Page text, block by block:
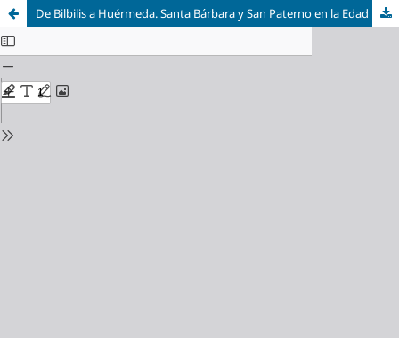
De Bilbilis a Huérmeda. Santa Bárbara y San Paterno en la Edad Media. Siglos V-XV: evidencias materiales y patrimonio monumental